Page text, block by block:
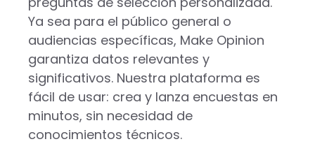
Ya sea para el público general o
audiencias específicas, Make Opinion
garantiza datos relevantes y
significativos. Nuestra plataforma es
fácil de usar: crea y lanza encuestas en
minutos, sin necesidad de
conocimientos técnicos.